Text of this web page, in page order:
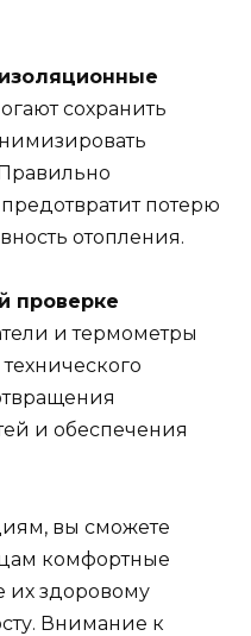
изоляционные
сохранить
потерю
отопления.
проверке
и термометры
и обеспечения
вы сможете
комфортные
их здоровому
Внимание к